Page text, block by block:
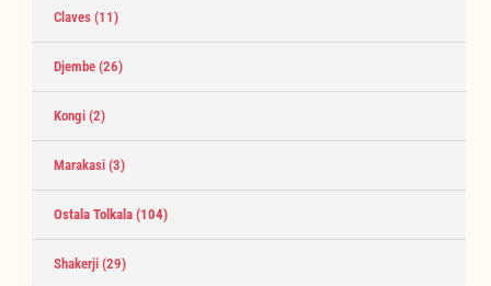
Claves (11)
Djembe (26)
Kongi (2)
Marakasi (3)
Ostala Tolkala (104)
Shakerji (29)